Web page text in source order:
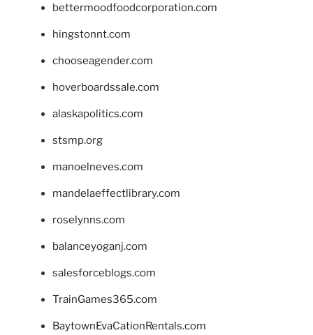
bettermoodfoodcorporation.com
hingstonnt.com
chooseagender.com
hoverboardssale.com
alaskapolitics.com
stsmp.org
manoelneves.com
mandelaeffectlibrary.com
roselynns.com
balanceyoganj.com
salesforceblogs.com
TrainGames365.com
BaytownEvaCationRentals.com